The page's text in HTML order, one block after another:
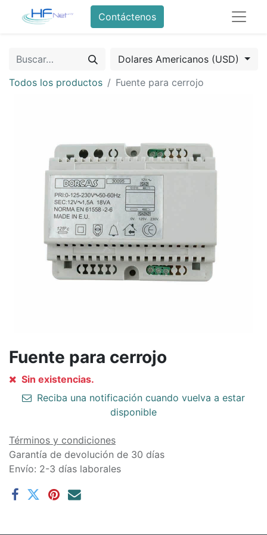
Contáctenos
Dolares Americanos (USD)
Todos los productos
Fuente para cerrojo
Fuente para cerrojo
Sin existencias.
Reciba una notificación cuando vuelva a estar
disponible
Términos y condiciones
Garantía de devolución de 30 días
Envío: 2-3 días laborales